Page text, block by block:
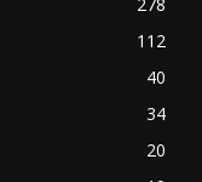
112
40
34
20